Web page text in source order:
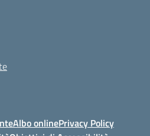
Albo onlinePrivacy Policy